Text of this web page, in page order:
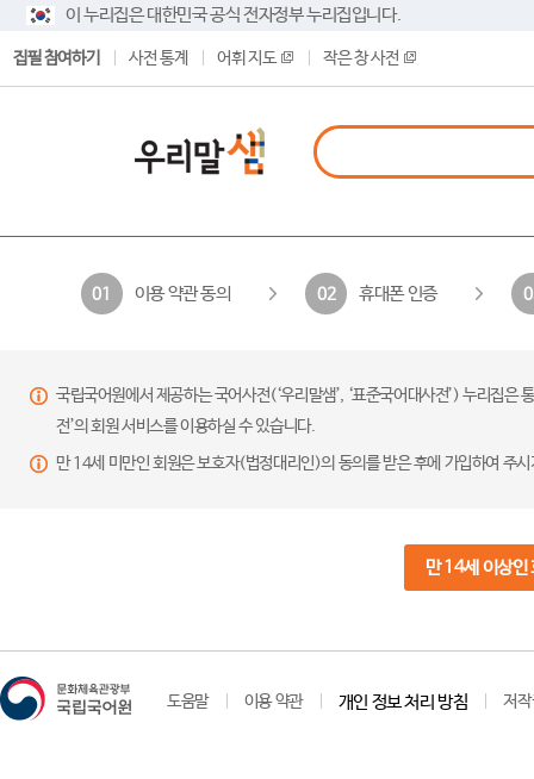
이 누리집은 대한민국 공식 전자정부 누리집입니다.
집필 참여하기 사전 통계 어휘 지도 작은 창 사전
01 이용 약관 동의 02 휴대폰 인증
국립국어원에서 제공하는 국어사전(‘우리말샘’, ‘표준국어대사전’) 누리집
전’의 회원 서비스를 이용하실 수 있습니다.
만 14세 미만인 회원은 보호자(법정대리인)의 동의를 받은 후에 가입하여 주
만 14세 이상인
도움말 이용 약관 개인 정보 처리 방침 저